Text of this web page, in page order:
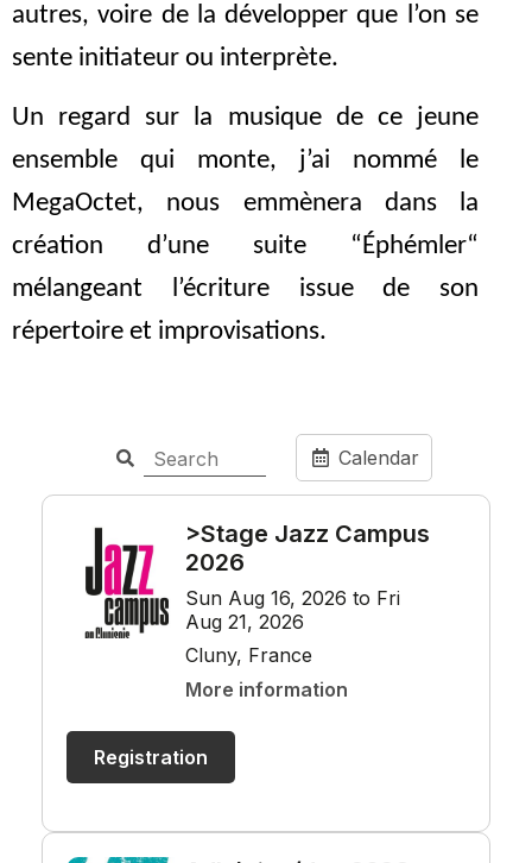
autres, voire de la développer que l’on se
sente initiateur ou interprète.
Un regard sur la musique de ce jeune
ensemble qui monte, j’ai nommé le
MegaOctet, nous emmènera dans la
création d’une suite “Éphémler“
mélangeant l’écriture issue de son
répertoire et improvisations.